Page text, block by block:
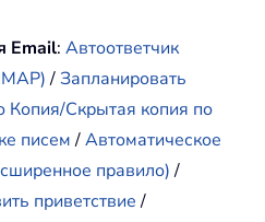
Email:Автоответчик
/Запланировать
Копия/Скрытая копия по
писем/Автоматическое
правило)/
приветствие/